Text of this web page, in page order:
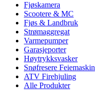
Fjøskamera
Scootere & MC
Fjøs & Landbruk
Strømaggregat
Varmepumper
Garasjeporter
Høytrykksvasker
Snøfresere Feiemaskin
ATV Firehjuling
Alle Produkter